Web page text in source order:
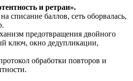
и ретраи».
списание баллов, сеть оборвалась,
предотвращения двойного
ключ, окно дедупликации,
обработки повторов и